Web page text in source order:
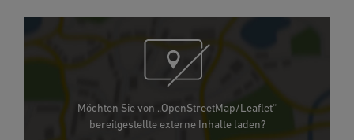
Möchten Sie von „OpenStreetMap/Leaflet“
bereitgestellte externe Inhalte laden?